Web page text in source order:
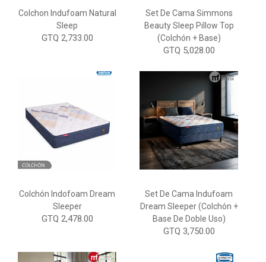
Colchon Indufoam Natural
Sleep
GTQ 2,733.00
Set De Cama Simmons
Beauty Sleep Pillow Top
(Colchón + Base)
GTQ 5,028.00
Colchón Indofoam Dream
Sleeper
GTQ 2,478.00
Set De Cama Indufoam
Dream Sleeper (Colchón +
Base De Doble Uso)
GTQ 3,750.00